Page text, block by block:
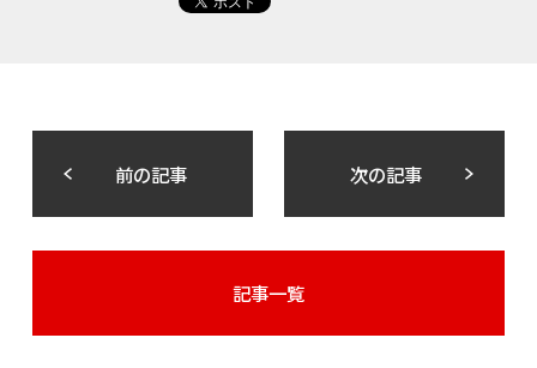
前の記事 次の記事
記事一覧